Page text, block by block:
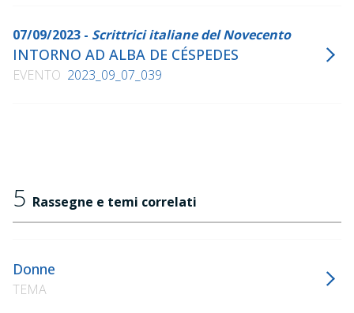
07/09/2023 - Scrittrici italiane del Novecento
INTORNO AD ALBA DE CÉSPEDES
EVENTO 2023_09_07_039
5 Rassegne e temi correlati
Donne
TEMA